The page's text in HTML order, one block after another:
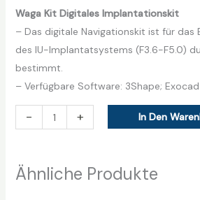
Waga Kit Digitales Implantationskit
– Das digitale Navigationskit ist für das
des IU-Implantatsystems (F3.6-F5.0)
bestimmt.
– Verfügbare Software: 3Shape; Exocad
- + In Den
Ähnliche Produkte